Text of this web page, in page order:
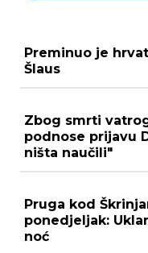
Preminuo je
Šlaus
Zbog smrti
podnose prijavu
ništa naučili"
Pruga kod
ponedjeljak:
noć